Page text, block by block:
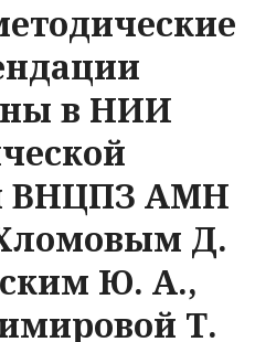
в НИИ
ВНЦПЗ АМН
Д.
Ю. А.,
Т.